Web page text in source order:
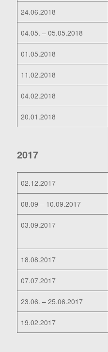
24.06.2018
04.05. – 05.05.2018
01.05.2018
11.02.2018
04.02.2018
20.01.2018
2017
02.12.2017
08.09 – 10.09.2017
03.09.2017
18.08.2017
07.07.2017
23.06. – 25.06.2017
19.02.2017